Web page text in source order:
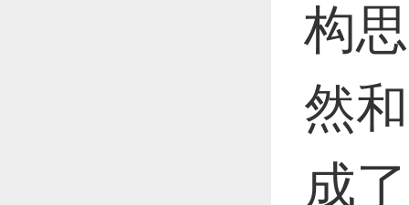
构
然
成